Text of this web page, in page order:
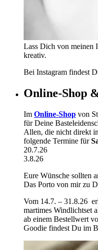
Lass Dich von meinen
kreativ.
Bei Instagram findest
Online-Shop
Im Online-Shop von
für Deine
Allen, die nicht direkt
folgende Termine für
20.7.26
3.8.26
Eure Wünsche sollten
Das Porto von mir zu
Vom 14.7. – 31.8.26
martimes Windlichtset
ab einem Bestellwert
Goodie findest Du im